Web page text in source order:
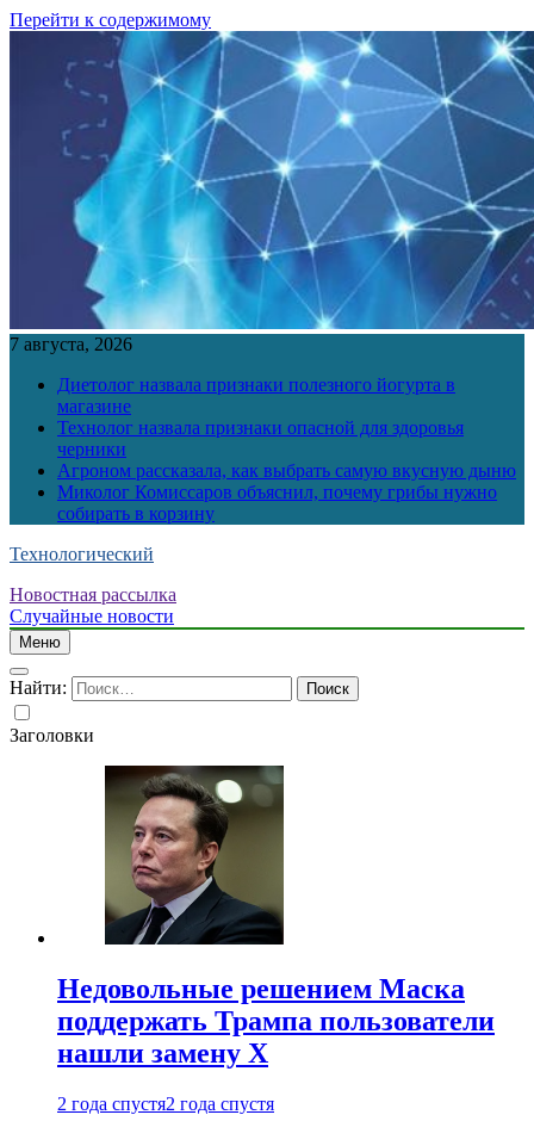
Перейти к содержимому
7 августа, 2026
Диетолог назвала признаки полезного йогурта в
магазине
Технолог назвала признаки опасной для здоровья
черники
Агроном рассказала, как выбрать самую вкусную дыню
Миколог Комиссаров объяснил, почему грибы нужно
собирать в корзину
Технологический
Новостная рассылка
Случайные новости
Меню
Найти:
Заголовки
Недовольные решением Маска
поддержать Трампа пользователи
нашли замену X
2 года спустя2 года спустя